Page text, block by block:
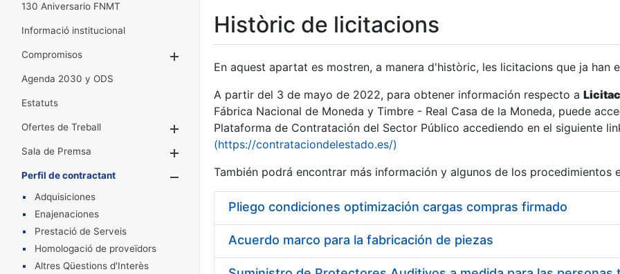
130 Aniversario FNMT
Informació institucional
Compromisos
Agenda 2030 y ODS
Estatuts
Ofertes de Treball
Mostra/Amaga
Sala de Premsa
Mostra/Amaga
Perfil de contractant
Mostra/Amaga
Adquisiciones
Enajenaciones
Prestació de Serveis
Homologació de proveïdors
Altres Qüestions d'Interès
Històric de licitacions
En aquest apartat es mostren, a manera d'històric, les licitacions que ja
A partir del 3 de mayo de 2022, para obtener información respecto a
Fábrica Nacional de Moneda y Timbre - Real Casa de la Moneda, puede
Plataforma de Contratación del Sector Público accediendo en el siguiente
(https://contrataciondelestado.es/)
También podrá encontrar más información y algunos de los procedimientos
Pliego condiciones optimización cargas compras firmado
Acuerdo marco para la fabricación de piezas